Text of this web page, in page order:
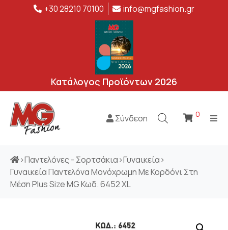
+30 28210 70100 info@mgfashion.gr
Κατάλογος Προϊόντων 2026
Σύνδεση 0
>Παντελόνες - Σορτσάκια>Γυναικεία>
Γυναικεία Παντελόνα Μονόχρωμη Με Κορδόνι Στη
Μέση Plus Size MG Κωδ. 6452 XL